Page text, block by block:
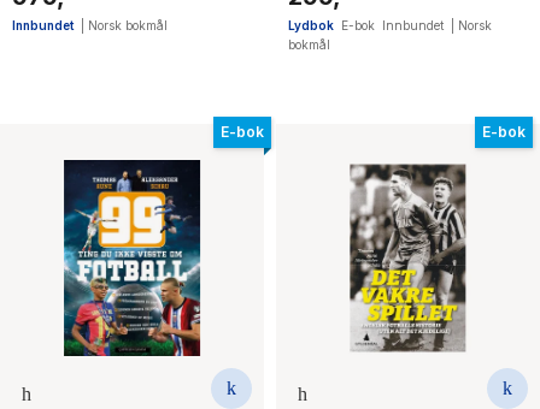
Stranger
Innbundet Norsk bokmål Lydbok E-bok Innbundet
Norsk
bokmål
E-bok E-bok